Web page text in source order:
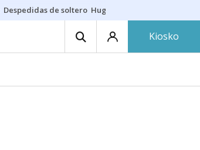
Despedidas de soltero Hugo Rincón
Kiosko